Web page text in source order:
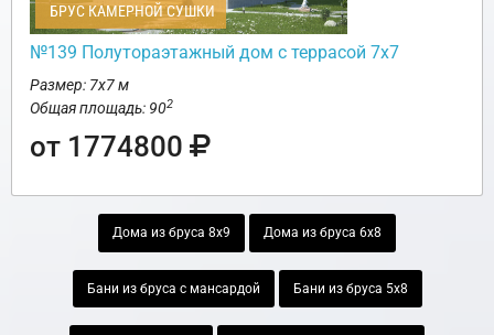
БРУС КАМЕРНОЙ СУШКИ
№139 Полутораэтажный дом с террасой 7х7
Размер: 7х7 м
Общая площадь: 902
от 1774800
Дома из бруса 8х9 Дома из бруса 6х8
Бани из бруса с мансардой Бани из бруса 5х8